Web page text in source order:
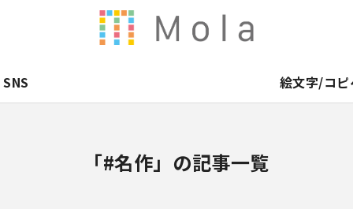
SNS 絵文字/コピ
「#名作」の記事一覧